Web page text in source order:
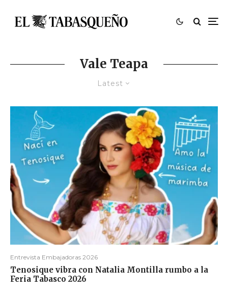
Vale Teapa
Latest
Entrevista Embajadoras 2026
Tenosique vibra con Natalia Montilla rumbo a la
Feria Tabasco 2026